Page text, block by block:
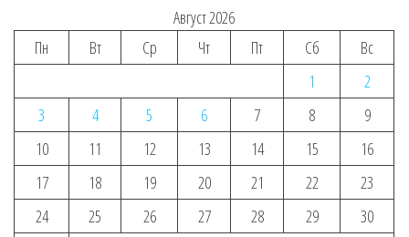
Август 2026
Пн
Вт Ср Чт Пт Сб
Вс
1
2
3
4 5 6 7 8
9
10
11 12 13 14 15
16
17
18 19 20 21 22
23
24
25 26 27 28 29
30